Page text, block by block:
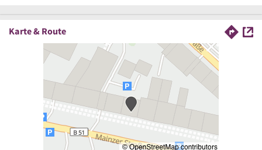
Karte & Route